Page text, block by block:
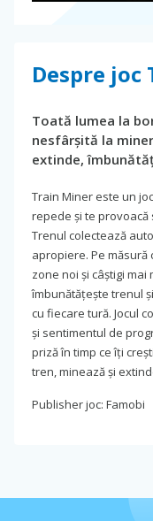
Despre
Toată lumea la
nesfârșită la
extinde,
Train Miner este un
repede și te provoacă
Trenul colectează
apropiere. Pe măsură
zone noi și câștigi
îmbunătățește trenul
cu fiecare tură. Jocul
și sentimentul de
priză în timp ce îți
tren, minează și
Publisher joc: Famobi